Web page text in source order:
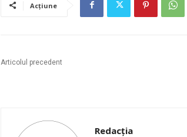
Acțiune
Articolul precedent
Redacția